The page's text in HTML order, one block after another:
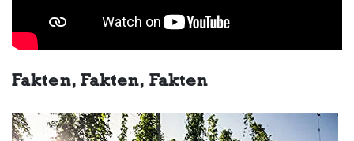
Fakten, Fakten, Fakten